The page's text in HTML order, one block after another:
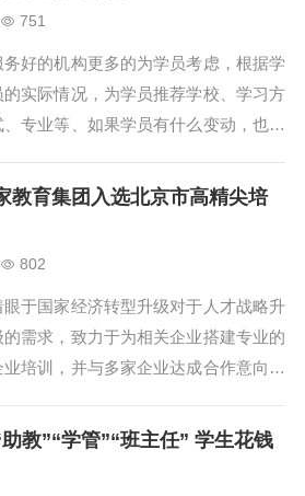
751
务好的机构更多的为学员考虑，根据学
的实际情况，为学员推荐学校、学习方
、专业等、如果学员有什么变动，也更
。另外学费也比较合理。例如润德
教育集团入选北京市高精尖培
802
眼于国家经济转型升级对于人才战略升
的需求，致力于为相关企业搭建专业的
业培训，并与多家企业达成合作意向，
供人才智力保障。...
教”“学管”“班主任” 学生花钱